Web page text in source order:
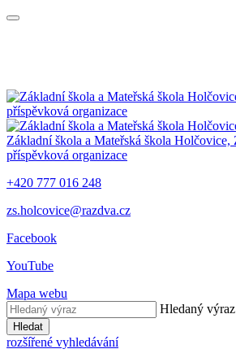
příspěvková organizace
Základní škola a Mateřská škola Holčovice,
příspěvková organizace
+420 777 016 248
zs.holcovice@razdva.cz
Facebook
YouTube
Mapa webu
Hledaný výraz
Hledat
rozšířené vyhledávání